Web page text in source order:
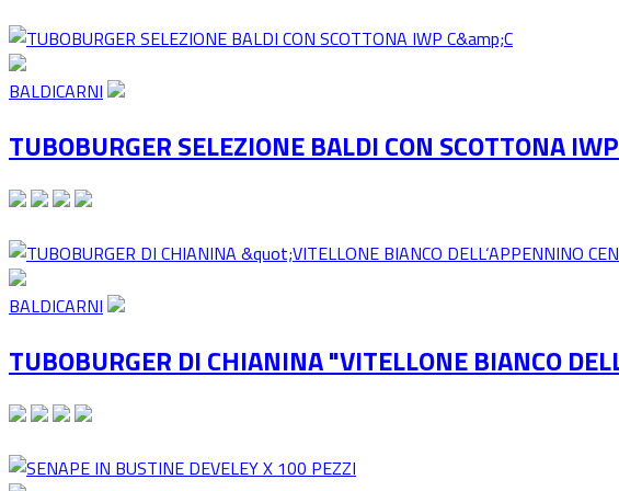
BALDICARNI
TUBOBURGER SELEZIONE BALDI CON SCOTTONA
BALDICARNI
TUBOBURGER DI CHIANINA "VITELLONE BIANCO